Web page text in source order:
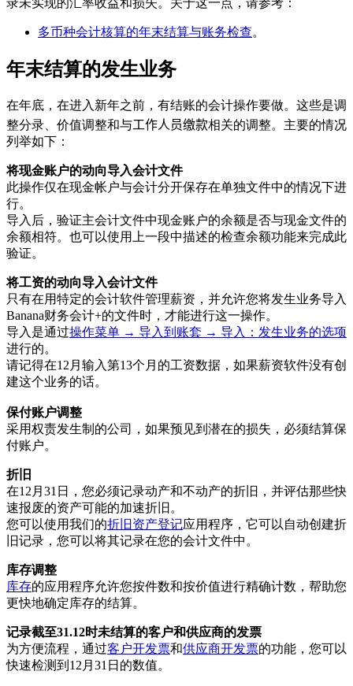
录未实现的汇率收益和损失。关于这一点，请参考：
多币种会计核算的年末结算与账务检查。
年末结算的发生业务
在年底，在进入新年之前，有结账的会计操作要做。这些是调
整分录、价值调整和与工作人员缴款相关的调整。主要的情况
列举如下：
将现金账户的动向导入会计文件
此操作仅在现金帐户与会计分开保存在单独文件中的情况下进
行。
导入后，验证主会计文件中现金账户的余额是否与现金文件的
余额相符。也可以使用上一段中描述的检查余额功能来完成此
验证。
将工资的动向导入会计文件
只有在用特定的会计软件管理薪资，并允许您将发生业务导入
Banana财务会计+的文件时，才能进行这一操作。
导入是通过操作菜单 → 导入到账套 → 导入：发生业务的选项
进行的。
请记得在12月输入第13个月的工资数据，如果薪资软件没有创
建这个业务的话。
保付账户调整
采用权责发生制的公司，如果预见到潜在的损失，必须结算保
付账户。
折旧
在12月31日，您必须记录动产和不动产的折旧，并评估那些快
速报废的资产可能的加速折旧。
您可以使用我们的折旧资产登记应用程序，它可以自动创建折
旧记录，您可以将其记录在您的会计文件中。
库存调整
库存的应用程序允许您按件数和按价值进行精确计数，帮助您
更快地确定库存的结算。
记录截至31.12时未结算的客户和供应商的发票
为方便流程，通过客户开发票和供应商开发票的功能，您可以
快速检测到12月31日的数值。